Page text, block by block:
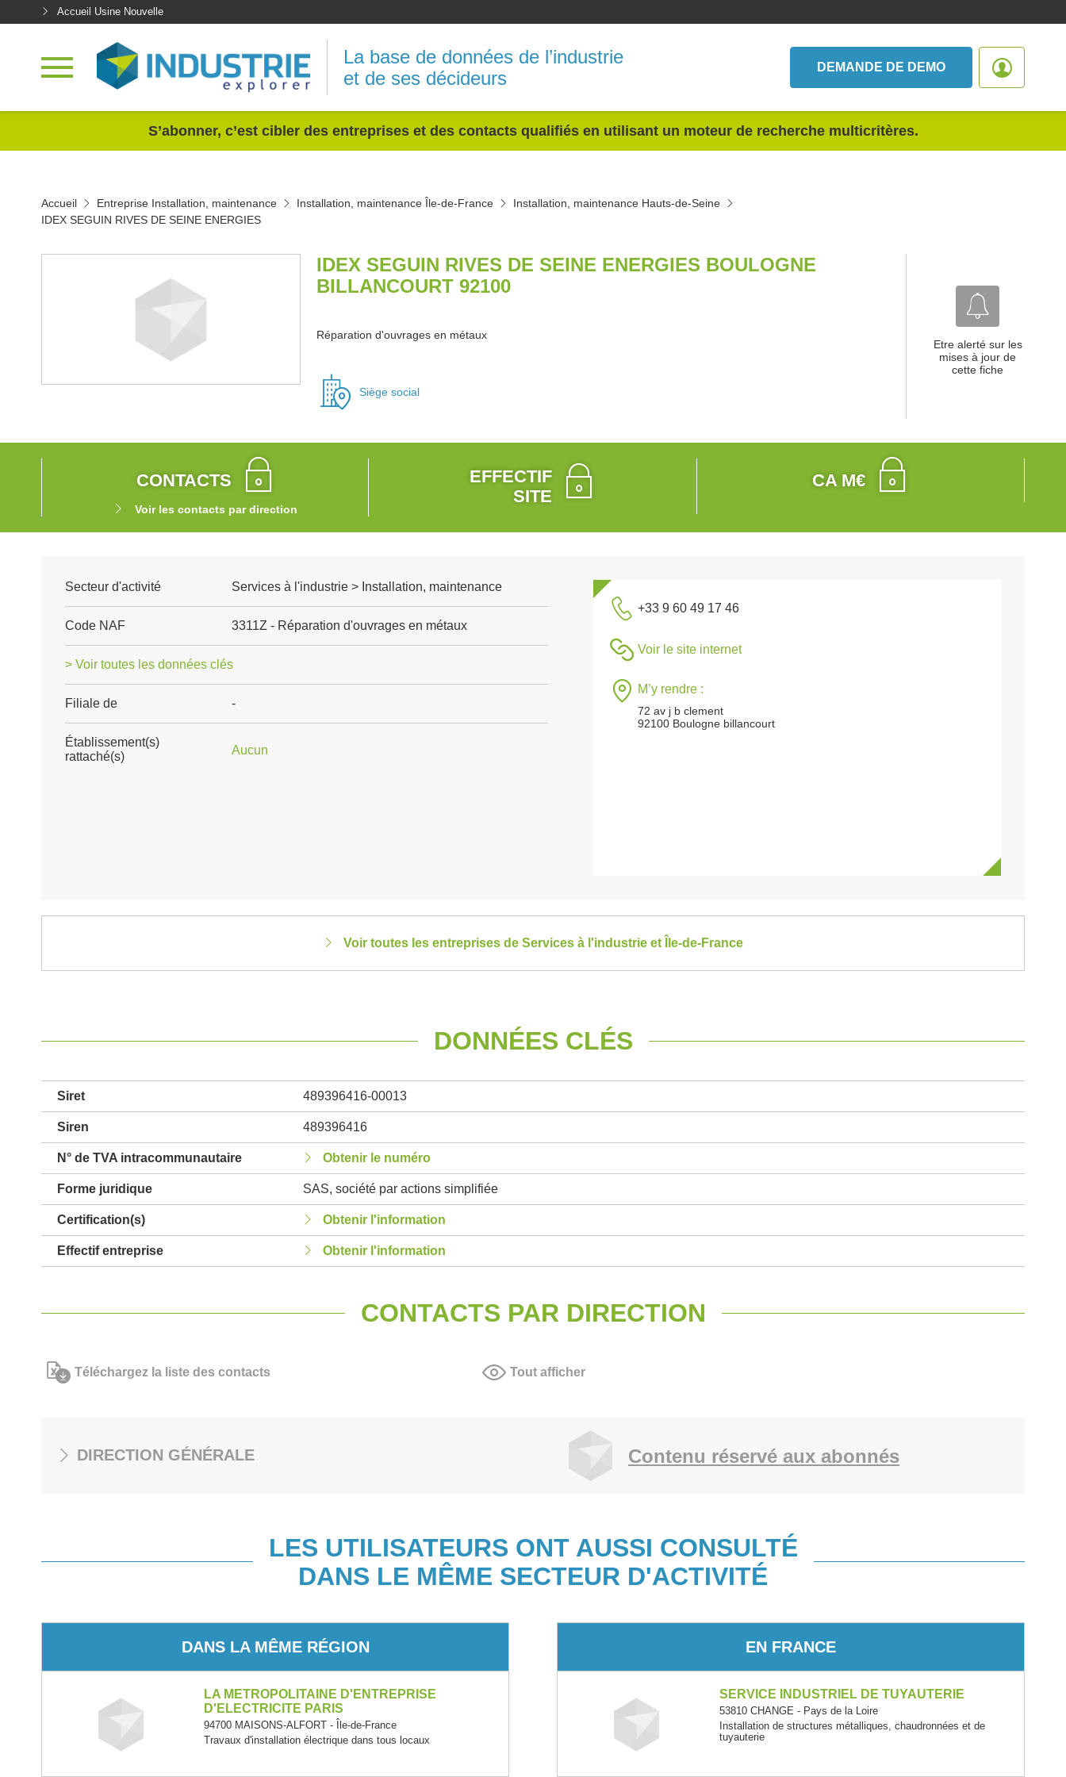
Accueil Usine Nouvelle
La base de données de l’industrie
et de ses décideurs
DEMANDE DE DEMO
S’abonner, c’est cibler des entreprises et des contacts qualifiés en utilisant un moteur de recherche multicritères.
Accueil Entreprise Installation, maintenance Installation, maintenance Île-de-France
Installation, maintenance Hauts-de-Seine
IDEX SEGUIN RIVES DE SEINE ENERGIES
IDEX SEGUIN RIVES DE SEINE ENERGIES BOULOGNE
BILLANCOURT 92100
Réparation d'ouvrages en métaux
Siège social
Etre alerté sur les
mises à jour de
cette fiche
CONTACTS
Voir les contacts par direction
EFFECTIF
SITE
CA M€
Secteur d'activité Services à l'industrie > Installation, maintenance
Code NAF 3311Z - Réparation d'ouvrages en métaux
> Voir toutes les données clés
Filiale de -
Établissement(s)
rattaché(s)
Aucun
+33 9 60 49 17 46
Voir le site internet
M’y rendre :
72 av j b clement
92100 Boulogne billancourt
Voir toutes les entreprises de Services à l'industrie et Île-de-France
DONNÉES CLÉS
Siret 489396416-00013
Siren 489396416
N° de TVA intracommunautaire Obtenir le numéro
Forme juridique SAS, société par actions simplifiée
Certification(s) Obtenir l'information
Effectif entreprise Obtenir l'information
CONTACTS PAR DIRECTION
Téléchargez la liste des contacts Tout afficher
DIRECTION GÉNÉRALE Contenu réservé aux abonnés
LES UTILISATEURS ONT AUSSI CONSULTÉ
DANS LE MÊME SECTEUR D'ACTIVITÉ
DANS LA MÊME RÉGION
LA METROPOLITAINE D'ENTREPRISE
D'ELECTRICITE PARIS
94700 MAISONS-ALFORT - Île-de-France
Travaux d'installation électrique dans tous locaux
EN FRANCE
SERVICE INDUSTRIEL DE TUYAUTERIE
53810 CHANGE - Pays de la Loire
Installation de structures métalliques, chaudronnées et de
tuyauterie